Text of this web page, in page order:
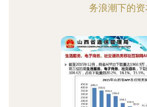
务浪潮下的